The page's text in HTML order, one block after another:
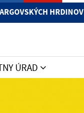
HRDINOV
ÚRAD